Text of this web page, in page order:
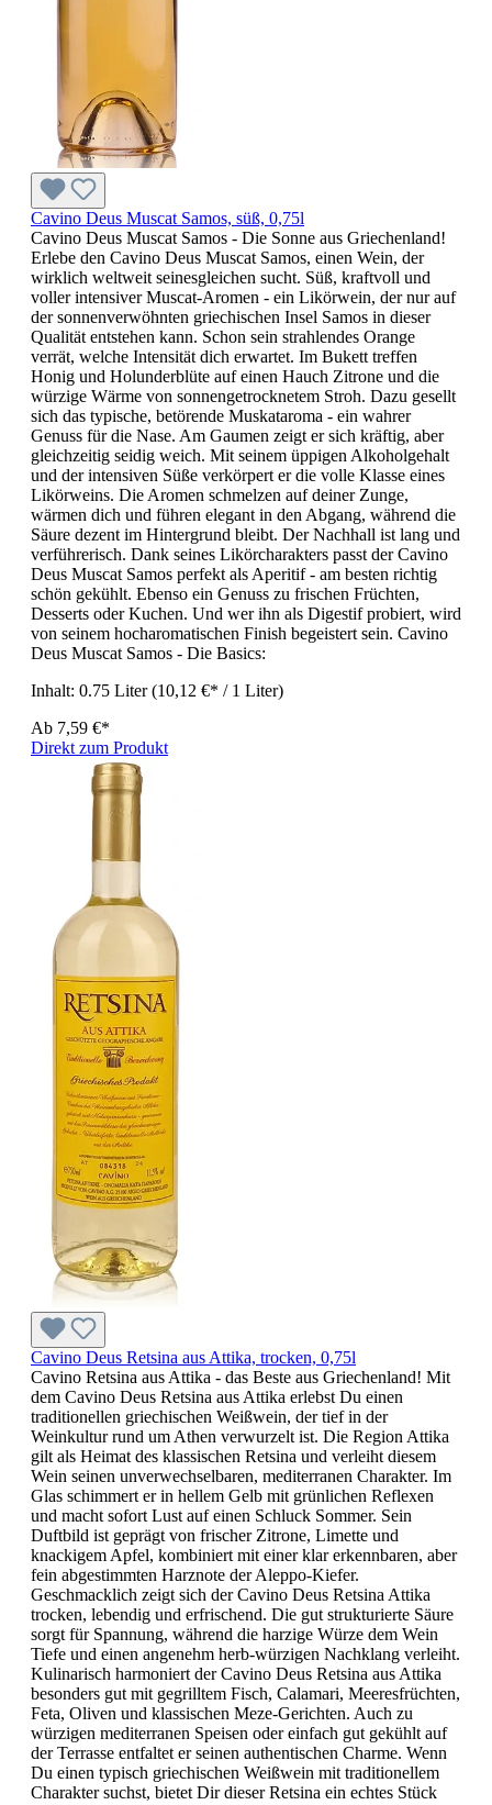
Cavino Deus Muscat Samos, süß, 0,75l
Cavino Deus Muscat Samos - Die Sonne aus Griechenland!
Erlebe den Cavino Deus Muscat Samos, einen Wein, der
wirklich weltweit seinesgleichen sucht. Süß, kraftvoll und
voller intensiver Muscat-Aromen - ein Likörwein, der nur auf
der sonnenverwöhnten griechischen Insel Samos in dieser
Qualität entstehen kann. Schon sein strahlendes Orange
verrät, welche Intensität dich erwartet. Im Bukett treffen
Honig und Holunderblüte auf einen Hauch Zitrone und die
würzige Wärme von sonnengetrocknetem Stroh. Dazu gesellt
sich das typische, betörende Muskataroma - ein wahrer
Genuss für die Nase. Am Gaumen zeigt er sich kräftig, aber
gleichzeitig seidig weich. Mit seinem üppigen Alkoholgehalt
und der intensiven Süße verkörpert er die volle Klasse eines
Likörweins. Die Aromen schmelzen auf deiner Zunge,
wärmen dich und führen elegant in den Abgang, während die
Säure dezent im Hintergrund bleibt. Der Nachhall ist lang und
verführerisch. Dank seines Likörcharakters passt der Cavino
Deus Muscat Samos perfekt als Aperitif - am besten richtig
schön gekühlt. Ebenso ein Genuss zu frischen Früchten,
Desserts oder Kuchen. Und wer ihn als Digestif probiert, wird
von seinem hocharomatischen Finish begeistert sein. Cavino
Deus Muscat Samos - Die Basics:
Inhalt: 0.75 Liter(10,12 €* / 1 Liter)
Ab 7,59 €*
Direkt zum Produkt
Cavino Deus Retsina aus Attika, trocken, 0,75l
Cavino Retsina aus Attika - das Beste aus Griechenland! Mit
dem Cavino Deus Retsina aus Attika erlebst Du einen
traditionellen griechischen Weißwein, der tief in der
Weinkultur rund um Athen verwurzelt ist. Die Region Attika
gilt als Heimat des klassischen Retsina und verleiht diesem
Wein seinen unverwechselbaren, mediterranen Charakter. Im
Glas schimmert er in hellem Gelb mit grünlichen Reflexen
und macht sofort Lust auf einen Schluck Sommer. Sein
Duftbild ist geprägt von frischer Zitrone, Limette und
knackigem Apfel, kombiniert mit einer klar erkennbaren, aber
fein abgestimmten Harznote der Aleppo-Kiefer.
Geschmacklich zeigt sich der Cavino Deus Retsina Attika
trocken, lebendig und erfrischend. Die gut strukturierte Säure
sorgt für Spannung, während die harzige Würze dem Wein
Tiefe und einen angenehm herb-würzigen Nachklang verleiht.
Kulinarisch harmoniert der Cavino Deus Retsina aus Attika
besonders gut mit gegrilltem Fisch, Calamari, Meeresfrüchten,
Feta, Oliven und klassischen Meze-Gerichten. Auch zu
würzigen mediterranen Speisen oder einfach gut gekühlt auf
der Terrasse entfaltet er seinen authentischen Charme. Wenn
Du einen typisch griechischen Weißwein mit traditionellem
Charakter suchst, bietet Dir dieser Retsina ein echtes Stück